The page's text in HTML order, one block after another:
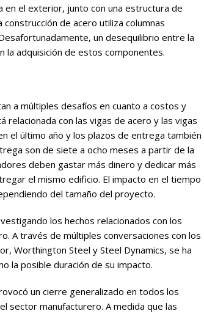
en el exterior, junto con una estructura de
de acero utiliza columnas
un desequilibrio entre la
la adquisición de estos componentes.
a múltiples desafíos en cuanto a costos y
relacionada con las vigas de acero y las vigas
el último año y los plazos de entrega también
son de siete a ocho meses a partir de la
deben gastar más dinero y dedicar más
el mismo edificio. El impacto en el tiempo
del tamaño del proyecto.
los hechos relacionados con los
A través de múltiples conversaciones con los
Worthington Steel y Steel Dynamics, se ha
la posible duración de su impacto.
un cierre generalizado en todos los
sector manufacturero. A medida que las